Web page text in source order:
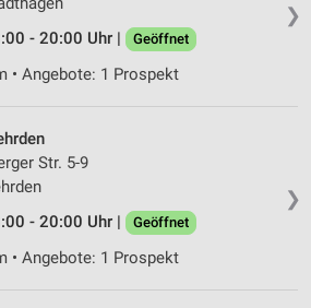
❯
- 20:00 Uhr |
Geöffnet
• Angebote: 1 Prospekt
❯
Str. 5-9
- 20:00 Uhr |
Geöffnet
• Angebote: 1 Prospekt